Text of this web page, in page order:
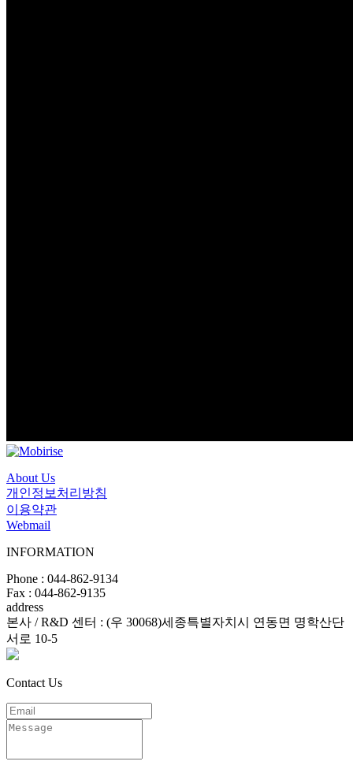
About Us
개인정보처리방침
이용약관
Webmail
INFORMATION
Phone : 044-862-9134
Fax : 044-862-9135
address
본사 / R&D 센터 : (우 30068)세종특별자치시 연동면 명학산단
서로 10-5
Contact Us